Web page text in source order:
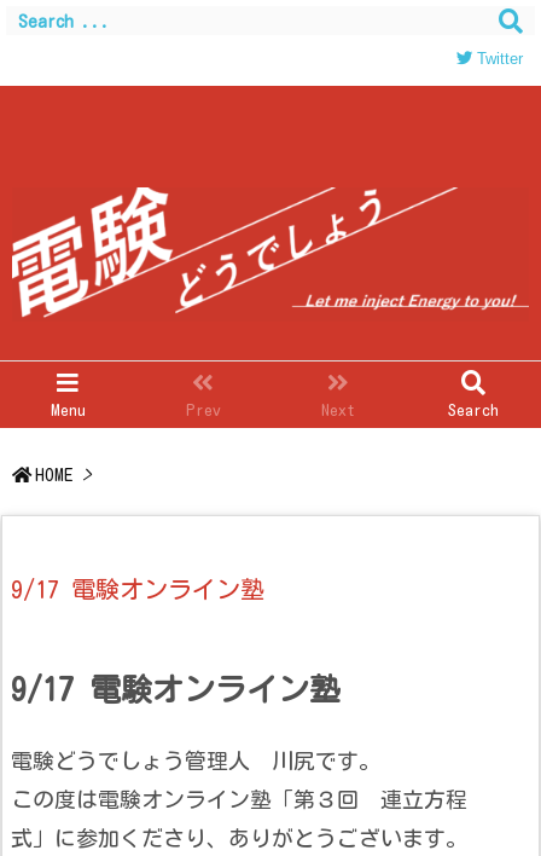
Warning: Trying to access array offset on value of type
/home/c0403866/public_html/kwglab.com/wp-
on line120
Menu Prev Next Search
Twitter
HOME >
9/17 電験オンライン塾
9/17 電験オンライン塾
電験どうでしょう管理人 川尻です。
この度は電験オンライン塾「第３回 連立方程
式」に参加くださり、ありがとうございます。